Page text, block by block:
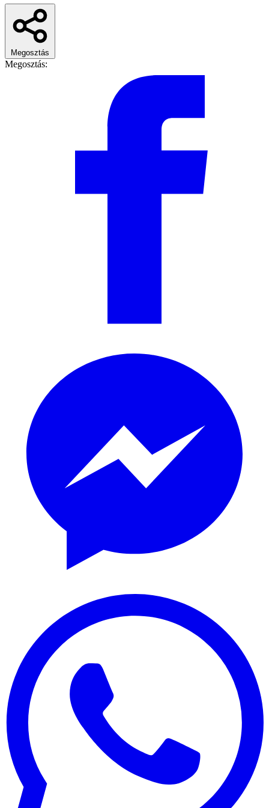
Megosztás
Megosztás: